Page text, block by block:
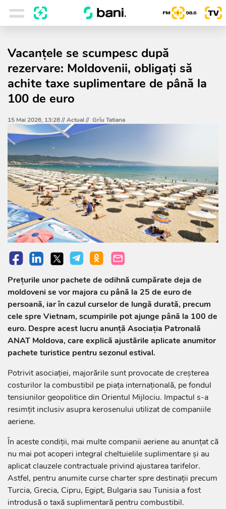
Vacanțele se scumpesc după
rezervare: Moldovenii, obligați să
achite taxe suplimentare de până la
100 de euro
15 Mai 2026, 13:28 //Actual// Grîu Tatiana
Prețurile unor pachete de odihnă cumpărate deja de
moldoveni se vor majora cu până la 25 de euro de
persoană, iar în cazul curselor de lungă durată, precum
cele spre Vietnam, scumpirile pot ajunge până la 100 de
euro. Despre acest lucru anunță Asociația Patronală
ANAT Moldova, care explică ajustările aplicate anumitor
pachete turistice pentru sezonul estival.
Potrivit asociației, majorările sunt provocate de creșterea
costurilor la combustibil pe piața internațională, pe fondul
tensiunilor geopolitice din Orientul Mijlociu. Impactul s-a
resimțit inclusiv asupra kerosenului utilizat de companiile
aeriene.
În aceste condiții, mai multe companii aeriene au anunțat că
nu mai pot acoperi integral cheltuielile suplimentare și au
aplicat clauzele contractuale privind ajustarea tarifelor.
Astfel, pentru anumite curse charter spre destinații precum
Turcia, Grecia, Cipru, Egipt, Bulgaria sau Tunisia a fost
introdusă o taxă suplimentară pentru combustibil.